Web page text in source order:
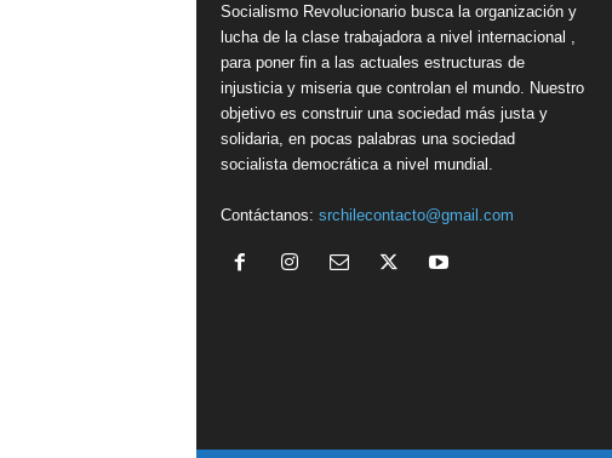
Socialismo Revolucionario busca la organización y
lucha de la clase trabajadora a nivel internacional ,
para poner fin a las actuales estructuras de
injusticia y miseria que controlan el mundo. Nuestro
objetivo es construir una sociedad más justa y
solidaria, en pocas palabras una sociedad
socialista democrática a nivel mundial.
Contáctanos: srchilecontacto@gmail.com